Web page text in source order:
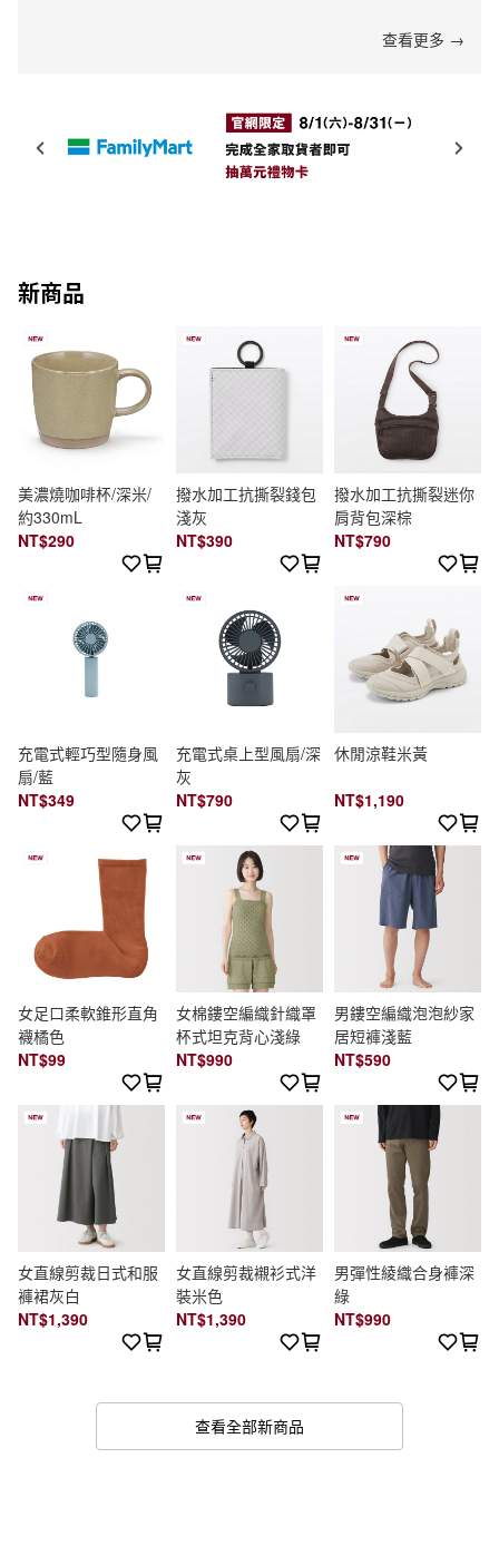
查看更多 →
新商品
美濃燒咖啡杯/深米/
約330mL
NT$290
撥水加工抗撕裂錢包
淺灰
NT$390
撥水加工抗撕裂迷你
肩背包深棕
NT$790
充電式輕巧型隨身風
扇/藍
NT$349
充電式桌上型風扇/深
灰
NT$790
休閒涼鞋米黃
NT$1,190
女足口柔軟錐形直角
襪橘色
NT$99
女棉鏤空編織針織罩
杯式坦克背心淺綠
NT$990
男鏤空編織泡泡紗家
居短褲淺藍
NT$590
女直線剪裁日式和服
褲裙灰白
NT$1,390
女直線剪裁襯衫式洋
裝米色
NT$1,390
男彈性綾織合身褲深
綠
NT$990
查看全部新商品